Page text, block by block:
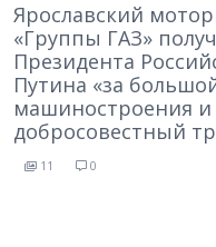
Ярославский
«Группы ГАЗ»
Президента
Путина «за
машиностроения
добросовестный
11 0